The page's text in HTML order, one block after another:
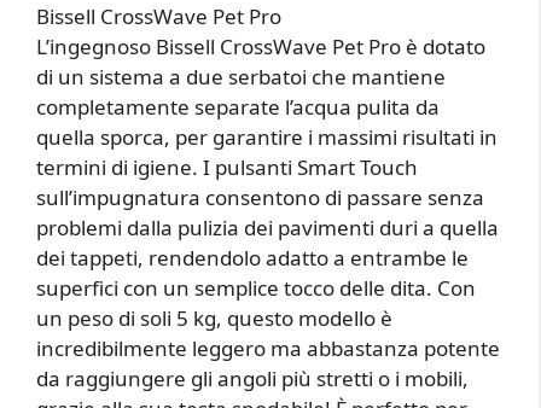
Bissell CrossWave Pet Pro
L’ingegnoso Bissell CrossWave Pet Pro è dotato
di un sistema a due serbatoi che mantiene
completamente separate l’acqua pulita da
quella sporca, per garantire i massimi risultati in
termini di igiene. I pulsanti Smart Touch
sull’impugnatura consentono di passare senza
problemi dalla pulizia dei pavimenti duri a quella
dei tappeti, rendendolo adatto a entrambe le
superfici con un semplice tocco delle dita. Con
un peso di soli 5 kg, questo modello è
incredibilmente leggero ma abbastanza potente
da raggiungere gli angoli più stretti o i mobili,